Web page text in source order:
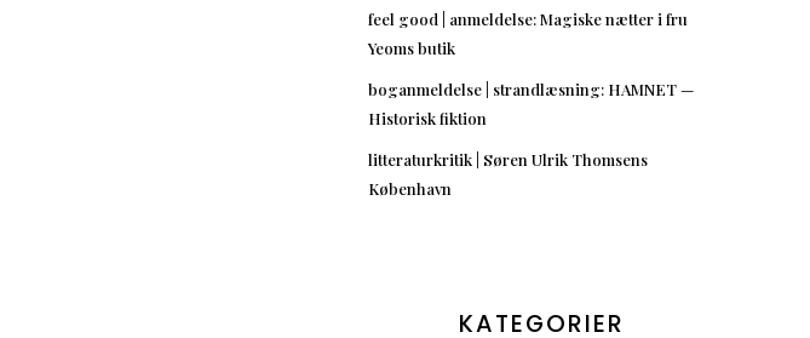
feel good | anmeldelse: Magiske nætter i fru
Yeoms butik
boganmeldelse | strandlæsning: HAMNET —
Historisk fiktion
litteraturkritik | Søren Ulrik Thomsens
København
KATEGORIER